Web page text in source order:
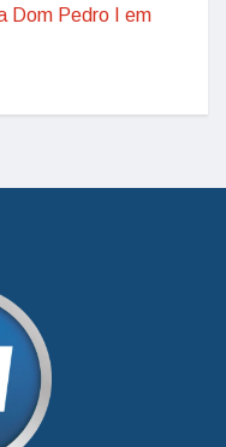
Dom Pedro I em